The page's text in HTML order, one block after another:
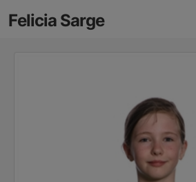
Felicia Sarge